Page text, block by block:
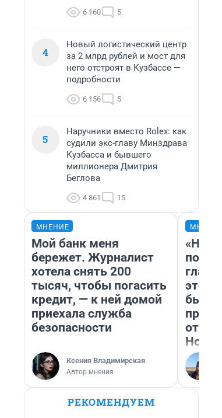
6 160 5
4
Новый логистический центр
за 2 млрд рублей и мост для
него отстроят в Кузбассе —
подробности
6 156 5
5
Наручники вместо Rolex: как
судили экс-главу Минздрава
Кузбасса и бывшего
миллионера Дмитрия
Беглова
4 861 15
МНЕНИЕ
Мой банк меня
бережет. Журналист
хотела снять 200
тысяч, чтобы погасить
кредит, — к ней домой
приехала служба
безопасности
Ксения Владимирская
Автор мнения
этого
бьет
РЕКОМЕНДУЕМ